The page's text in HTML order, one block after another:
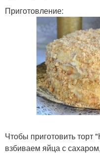
Приготовление:
Чтобы приготовить торт
взбиваем яйца с